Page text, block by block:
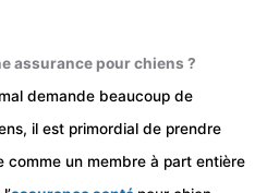
assurance pour chiens ?
demande beaucoup de
il est primordial de prendre
comme un membre à part entière